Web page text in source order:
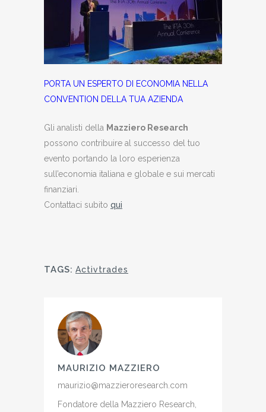
PORTA UN ESPERTO DI ECONOMIA NELLA
CONVENTION DELLA TUA AZIENDA
Gli analisti della Mazziero Research
possono contribuire al successo del tuo
evento portando la loro esperienza
sull’economia italiana e globale e sui mercati
finanziari.
Contattaci subito qui
TAGS: Activtrades
MAURIZIO MAZZIERO
maurizio@mazzieroresearch.com
Fondatore della Mazziero Research,